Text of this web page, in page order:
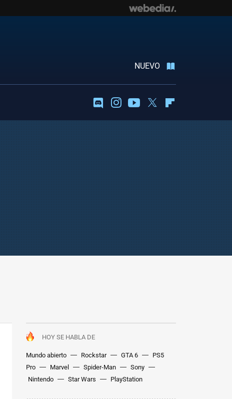
NUEVO
DiscordInstagramYoutubeTwitter
HOY SE HABLA DE
Mundo abierto Rockstar GTA 6
PS5
Pro
Marvel Spider-Man
Sony
Nintendo
Star Wars PlayStation